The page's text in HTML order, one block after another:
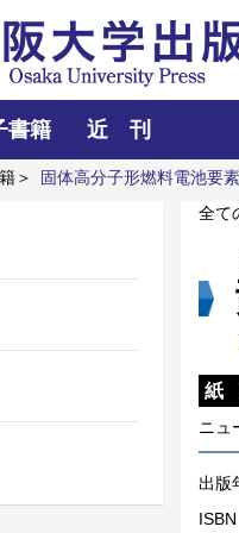
書籍 近 刊
＞ 固体高分子形燃料電池要
全て
紙
ニュ
出版
ISBN